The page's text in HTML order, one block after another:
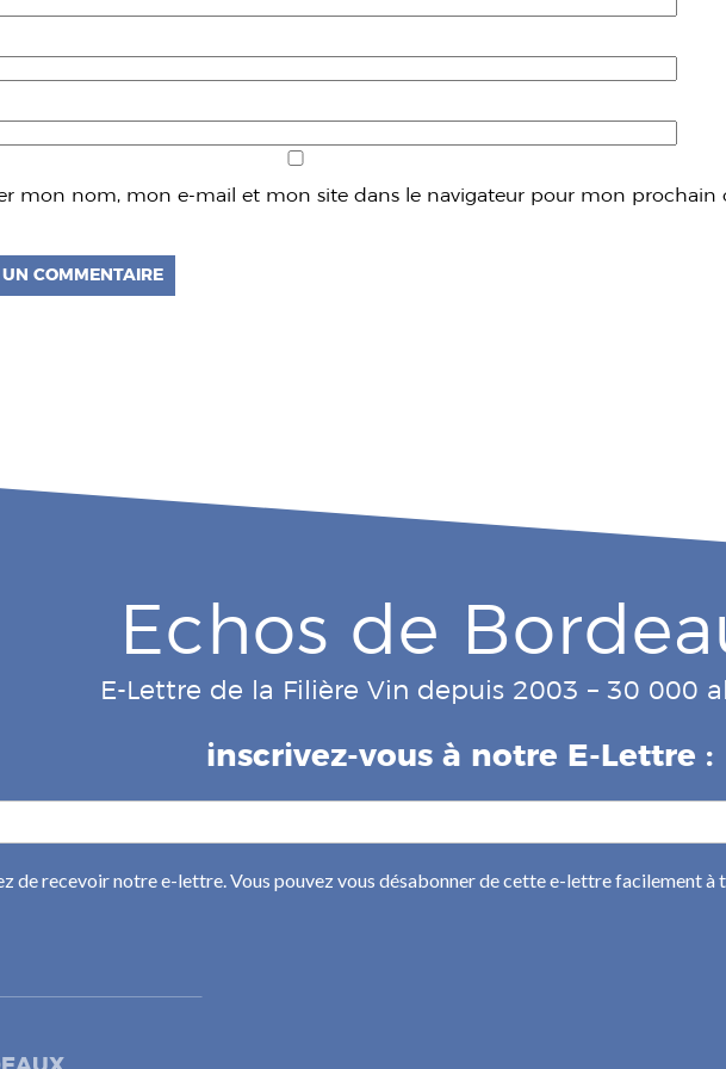
mon nom, mon e-mail et mon site dans le navigateur pour mon prochain
Echos de
E-Lettre de la Filière Vin depuis 2003 – 30 000
inscrivez-vous à notre E-Lettre :
de recevoir notre e-lettre. Vous pouvez vous désabonner de cette e-lettre facilement à